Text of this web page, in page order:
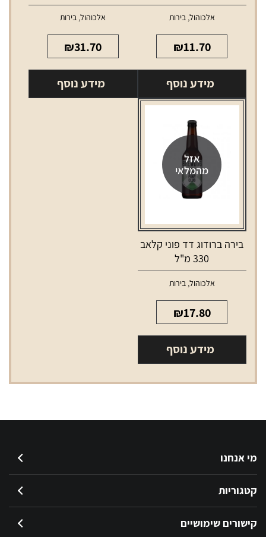
אלכוהול,בירות
₪11.70
מידע נוסף
אלכוהול, בירות
₪31.70
מידע נוסף
אזל
מהמלאי
בירה ברודוג דד פוני קלאב
330 מ"ל
אלכוהול,בירות
₪17.80
מידע נוסף
מי אנחנו
קטגוריות
קישורים שימושיים